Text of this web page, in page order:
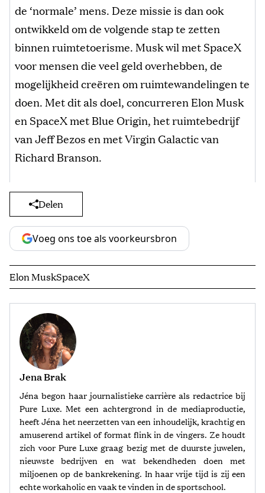
de ‘normale’ mens. Deze missie is dan ook
ontwikkeld om de volgende stap te zetten
binnen ruimtetoerisme. Musk wil met SpaceX
voor mensen die veel geld overhebben, de
mogelijkheid creëren om ruimtewandelingen te
doen. Met dit als doel, concurreren Elon Musk
en SpaceX met Blue Origin, het ruimtebedrijf
van Jeff Bezos en met Virgin Galactic van
Richard Branson.
Delen
Voeg ons toe als voorkeursbron
Elon MuskSpaceX
Jena Brak
Jéna begon haar journalistieke carrière als redactrice bij
Pure Luxe. Met een achtergrond in de mediaproductie,
heeft Jéna het neerzetten van een inhoudelijk, krachtig en
amuserend artikel of format flink in de vingers. Ze houdt
zich voor Pure Luxe graag bezig met de duurste juwelen,
nieuwste bedrijven en wat bekendheden doen met
miljoenen op de bankrekening. In haar vrije tijd is zij een
echte workaholic en vaak te vinden in de sportschool.